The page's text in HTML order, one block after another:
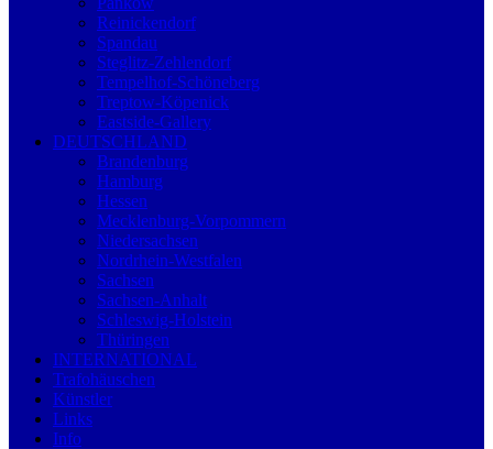
Reinickendorf
Spandau
Steglitz-Zehlendorf
Tempelhof-Schöneberg
Treptow-Köpenick
Eastside-Gallery
DEUTSCHLAND
Brandenburg
Hamburg
Hessen
Mecklenburg-Vorpommern
Niedersachsen
Nordrhein-Westfalen
Sachsen
Sachsen-Anhalt
Schleswig-Holstein
Thüringen
INTERNATIONAL
Trafohäuschen
Künstler
Links
Info